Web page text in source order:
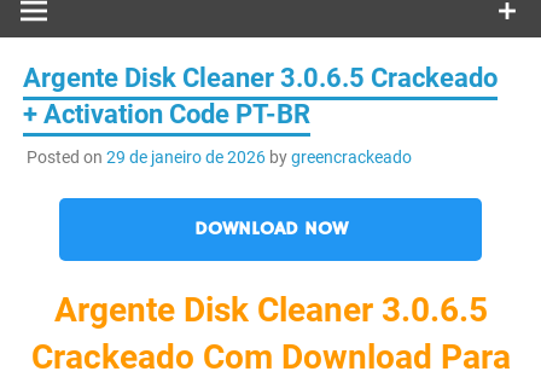
Argente Disk Cleaner 3.0.6.5 Crackeado
+ Activation Code PT-BR
Posted on 29 de janeiro de 2026bygreencrackeado
DOWNLOAD NOW
Argente Disk Cleaner 3.0.6.5
Crackeado Com Download Para